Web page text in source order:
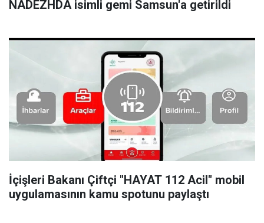
NADEZHDA isimli gemi Samsun'a getirildi
İçişleri Bakanı Çiftçi "HAYAT 112 Acil" mobil
uygulamasının kamu spotunu paylaştı